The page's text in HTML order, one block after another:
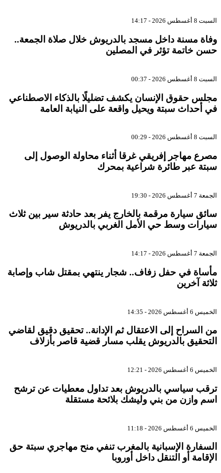
السبت 8 أغسطس 2026 - 14:17
وفاة مسنة داخل مسجد بالدريوش خلال صلاة الجمعة..
حسن خاتمة تؤثر في المصلين
السبت 8 أغسطس 2026 - 00:37
مجلس حقوق الإنسان يكشف تضليلًا بالذكاء الاصطناعي
في أحداث سبتة ويحيل واقعة على النيابة العامة
السبت 8 أغسطس 2026 - 00:29
مصرع مهاجر إفريقي غرقا أثناء محاولة الوصول إلى
سبتة عبر طائرة شراعية بمحرك
الجمعة 7 أغسطس 2026 - 19:30
سائق سيارة مرقمة بالخارج يفر بعد حادثة سير بين ثلاث
سيارات وسط حي الأمل الغربي بالدريوش
الجمعة 7 أغسطس 2026 - 14:17
مأساة في حفل زفاف.. شجار ينتهي بمقتل شاب وإصابة
ثلاثة آخرين
الخميس 6 أغسطس 2026 - 14:35
من السراح إلى الاعتقال ثم الإدانة.. تحقيق دقيق لقاضي
التحقيق بالدريوش يقلب مسار قضية قاصر بأزلاف
الخميس 6 أغسطس 2026 - 12:21
ترقب سياسي بالدريوش بعد تداول معطيات عن ترشح
اسم وازن من بني وليشك بلائحة مستقلة
الخميس 6 أغسطس 2026 - 11:18
السفارة الإسبانية بالمغرب تنفي منح مهاجري سبتة حق
الإقامة أو التنقل داخل أوروبا